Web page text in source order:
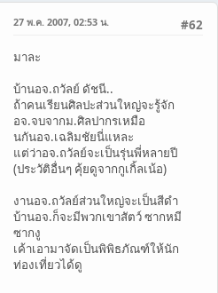
#62
27 พ.ค. 2007, 02:53 น.
มาละ
บ้านอจ.ถวัลย์ ดัชนี..
ถ้าคนเรียนศิลปะส่วนใหญ่จะรู้จัก
อจ.จบจากม.ศิลปากรเหมือ
นกันอจ.เฉลิมชัยนี่แหละ
แต่ว่าอจ.ถวัลย์จะเป็นรุ่นพี่หลายปี
(ประวัติอื่นๆ คุ้ยดูจากกูเกิ้ลเน้อ)
งานอจ.ถวัลย์ส่วนใหญ่จะเป็นสีดำ
บ้านอจ.ก็จะมีพวกเขาสัตว์ ซากหมี
ซากงู
เค้าเอามาจัดเป็นพิพิธภัณฑ์ให้นัก
ท่องเที่ยวได้ดู